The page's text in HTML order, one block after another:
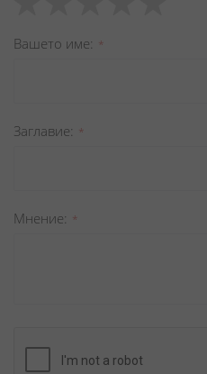
star
stars
stars
stars
stars
Вашето име
Заглавиe
Мнение